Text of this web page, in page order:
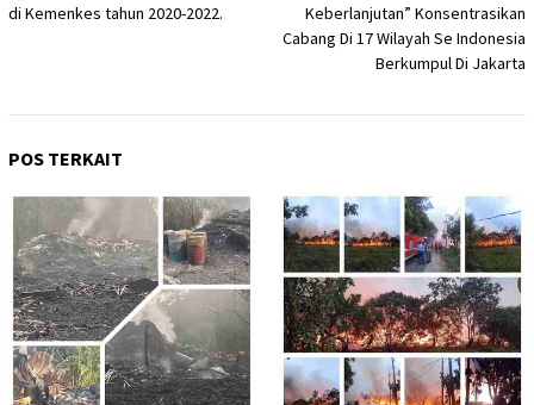
di Kemenkes tahun 2020-2022.
Keberlanjutan” Konsentrasikan
Cabang Di 17 Wilayah Se Indonesia
Berkumpul Di Jakarta
POS TERKAIT